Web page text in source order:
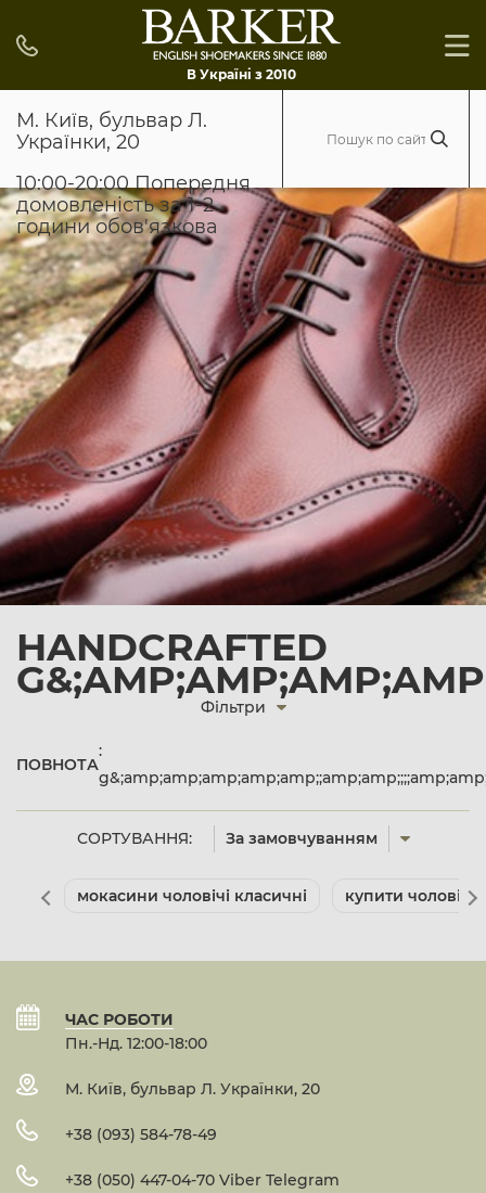
В Україні з 2010
М. Київ, бульвар Л.
Українки, 20
10:00-20:00 Попередня
домовленість за 1-2
години обов'язкова
HANDCRAFTED
СОРТУВАННЯ: За замовчуванням
Фільтри
ПОВНОТА
:
мокасини чоловічі класичні купити чоловічі
ЧАС РОБОТИ
Пн.-Нд. 12:00-18:00
М. Київ, бульвар Л. Українки, 20
+38 (093) 584-78-49
+38 (050) 447-04-70 Viber Telegram